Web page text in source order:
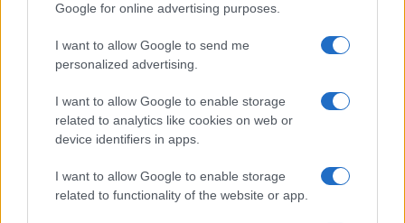
Google for online advertising purposes.
I want to allow Google to send me
personalized advertising.
I want to allow Google to enable storage
related to analytics like cookies on web or
device identifiers in apps.
I want to allow Google to enable storage
related to functionality of the website or app.